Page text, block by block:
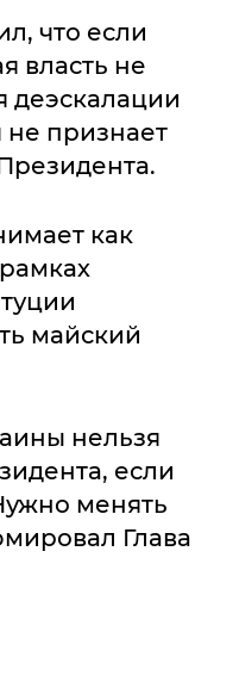
что если
власть не
деэскалации
не признает
как
майский
нельзя
если
менять
Глава